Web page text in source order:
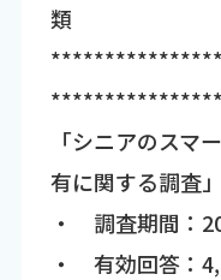
類
「シニアのスマ
有に関する調査」
・ 調査期間：
・ 有効回答：